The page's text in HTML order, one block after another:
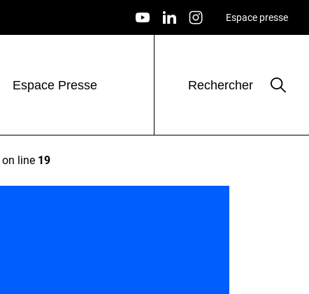
Espace presse
Espace Presse Rechercher
on line 19